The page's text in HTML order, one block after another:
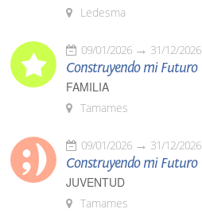
Ledesma
09/01/2026 31/12/2026
Construyendo mi Futuro
FAMILIA
Tamames
09/01/2026 31/12/2026
Construyendo mi Futuro
JUVENTUD
Tamames